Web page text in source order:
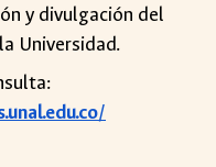
y divulgación del
Universidad.